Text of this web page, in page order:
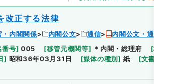
改正する法律
・内閣関係 内閣公文 通信
内閣公文・通信、郵
番号] 005 [移管元機関等] ＊内閣・総理府 [移管等
] 昭和36年03月31日 [媒体の種別] 紙 [文書番号